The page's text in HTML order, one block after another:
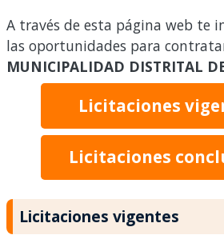
A través de esta página web te
las oportunidades para
MUNICIPALIDAD DISTRITAL
Licitaciones
Licitaciones
Licitaciones vigentes